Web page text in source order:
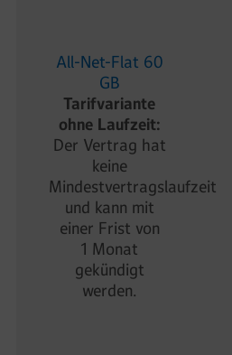
All-Net-Flat 60
GB
Tarifvariante
ohne Laufzeit:
Der Vertrag hat
keine
Mindestvertragslaufzeit
und kann mit
einer Frist von
1 Monat
gekündigt
werden.